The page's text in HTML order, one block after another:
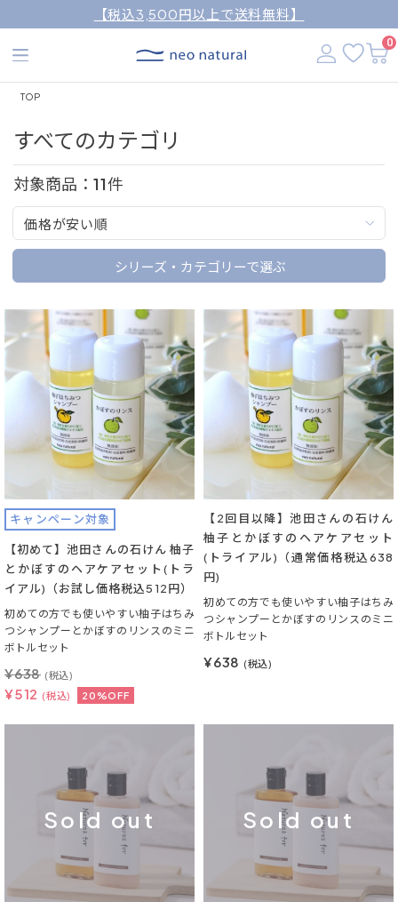
【税込3,500円以上で送料無料】
0
TOP
すべてのカテゴリ
対象商品： 11件
価格が安い順
シリーズ・カテゴリーで選ぶ
キャンペーン対象
【初めて】池田さんの石けん 柚子
とかぼすのヘアケアセット(トラ
イアル)（お試し価格税込512円）
初めての方でも使いやすい柚子はちみ
つシャンプーとかぼすのリンスのミニ
ボトルセット
¥512 (税込) 20%OFF
¥638 (税込)
【2回目以降】池田さんの石けん
柚子とかぼすのヘアケアセット
(トライアル)（通常価格税込638
円)
初めての方でも使いやすい柚子はちみ
つシャンプーとかぼすのリンスのミニ
ボトルセット
¥638 (税込)
Sold out Sold out